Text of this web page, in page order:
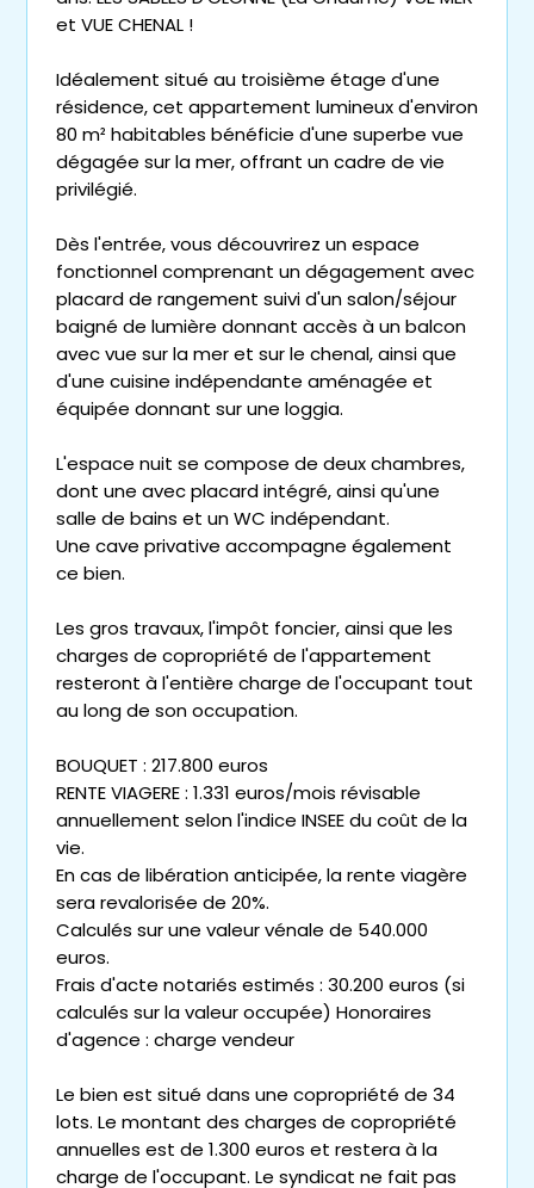
et VUE CHENAL !
Idéalement situé au troisième étage d'une
résidence, cet appartement lumineux d'environ
80 m² habitables bénéficie d'une superbe vue
dégagée sur la mer, offrant un cadre de vie
privilégié.
Dès l'entrée, vous découvrirez un espace
fonctionnel comprenant un dégagement avec
placard de rangement suivi d'un salon/séjour
baigné de lumière donnant accès à un balcon
avec vue sur la mer et sur le chenal, ainsi que
d'une cuisine indépendante aménagée et
équipée donnant sur une loggia.
L'espace nuit se compose de deux chambres,
dont une avec placard intégré, ainsi qu'une
salle de bains et un WC indépendant.
Une cave privative accompagne également
ce bien.
Les gros travaux, l'impôt foncier, ainsi que les
charges de copropriété de l'appartement
resteront à l'entière charge de l'occupant tout
au long de son occupation.
BOUQUET : 217.800 euros
RENTE VIAGERE : 1.331 euros/mois révisable
annuellement selon l'indice INSEE du coût de la
vie.
En cas de libération anticipée, la rente viagère
sera revalorisée de 20%.
Calculés sur une valeur vénale de 540.000
euros.
Frais d'acte notariés estimés : 30.200 euros (si
calculés sur la valeur occupée) Honoraires
d'agence : charge vendeur
Le bien est situé dans une copropriété de 34
lots. Le montant des charges de copropriété
annuelles est de 1.300 euros et restera à la
charge de l'occupant. Le syndicat ne fait pas